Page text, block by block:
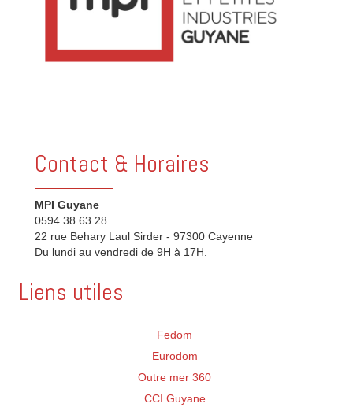
Contact & Horaires
MPI Guyane
0594 38 63 28
22 rue Behary Laul Sirder - 97300 Cayenne
Du lundi au vendredi de 9H à 17H.
Liens utiles
Fedom
Eurodom
Outre mer 360
CCI Guyane